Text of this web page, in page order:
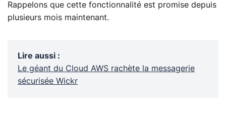
Rappelons que cette fonctionnalité est promise depuis
plusieurs mois maintenant.
Lire aussi :
Le géant du Cloud AWS rachète la messagerie
sécurisée Wickr